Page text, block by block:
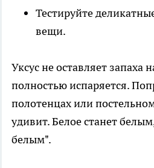
Тестируйте
вещи.
Уксус не оставляет запаха
полностью испаряется.
полотенцах или
удивит. Белое станет
белым".